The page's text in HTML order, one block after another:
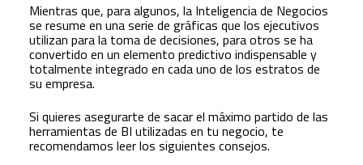
Mientras que, para algunos, la Inteligencia de Negocios
se resume en una serie de gráficas que los ejecutivos
utilizan para la toma de decisiones, para otros se ha
convertido en un elemento predictivo indispensable y
totalmente integrado en cada uno de los estratos de
su empresa.
Si quieres asegurarte de sacar el máximo partido de las
herramientas de BI utilizadas en tu negocio, te
recomendamos leer los siguientes consejos.